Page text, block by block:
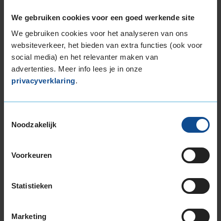
We gebruiken cookies voor een goed werkende site
We gebruiken cookies voor het analyseren van ons
websiteverkeer, het bieden van extra functies (ook voor
social media) en het relevanter maken van
advertenties. Meer info lees je in onze
privacyverklaring.
Noodzakelijk
Voorkeuren
Statistieken
Marketing
natte weersomstandigheden.
De band heeft een extern rolgeluid van 73 dB
met B-notering, wat betekent dat deze band
een normale geluidsproductie heeft.
Wil je nog meer informatie over het
bandenlabel van deze band, klik danhier
Kies je
bandenmaat omvang (inch)